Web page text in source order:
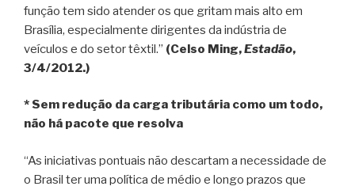
função tem sido atender os que gritam mais alto em
Brasília, especialmente dirigentes da indústria de
veículos e do setor têxtil.” (Celso Ming,Estadão,
3/4/2012.)
* Sem redução da carga tributária como um todo,
não há pacote que resolva
“As iniciativas pontuais não descartam a necessidade de
o Brasil ter uma política de médio e longo prazos que